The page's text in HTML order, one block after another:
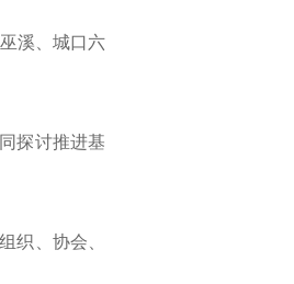
溪、城口六
探讨推进基
织、协会、